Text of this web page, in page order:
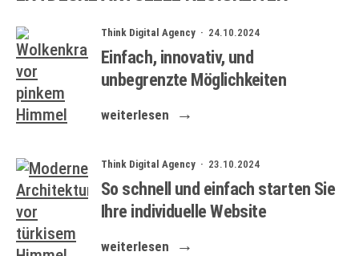
Think Digital Agency · 24.10.2024
Einfach, innovativ, und
unbegrenzte Möglichkeiten
weiterlesen
Think Digital Agency · 23.10.2024
So schnell und einfach starten Sie
Ihre individuelle Website
weiterlesen